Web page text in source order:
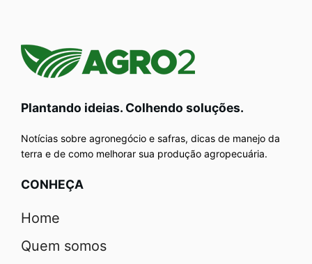
Plantando ideias. Colhendo soluções.
Notícias sobre agronegócio e safras, dicas de manejo da
terra e de como melhorar sua produção agropecuária.
CONHEÇA
Home
Quem somos